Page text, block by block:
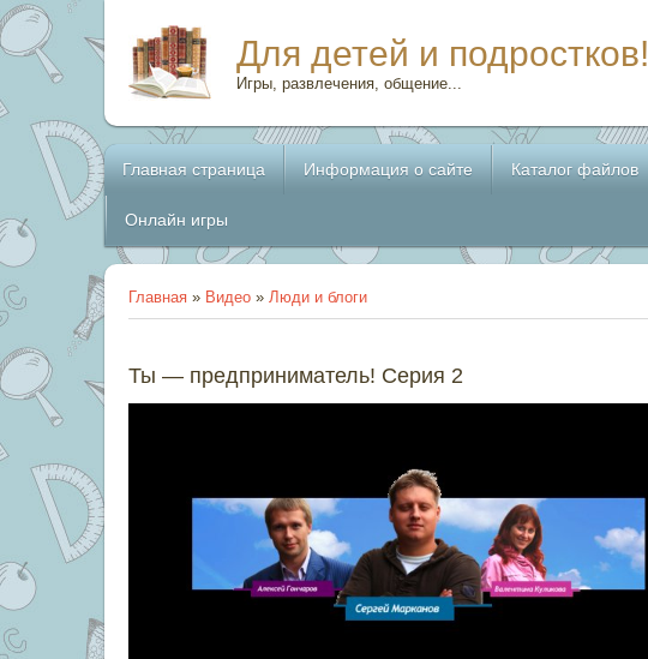
Для детей и подростков!
Игры, развлечения, общение...
Главная страница Информация о сайте Каталог файлов
Онлайн игры
Главная » Видео » Люди и блоги
Ты — предприниматель! Серия 2